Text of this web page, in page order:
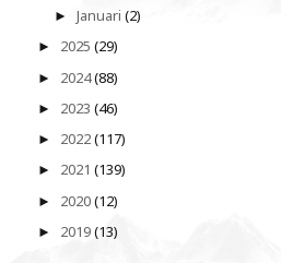
►Januari(2)
► 2025 (29)
► 2024(88)
► 2023 (46)
► 2022(117)
► 2021 (139)
► 2020(12)
► 2019(13)